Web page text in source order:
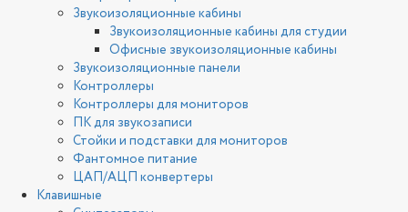
Звукоизоляционные кабины
Звукоизоляционные кабины для студии
Офисные звукоизоляционные кабины
Звукоизоляционные панели
Контроллеры
Контроллеры для мониторов
ПК для звукозаписи
Стойки и подставки для мониторов
Фантомное питание
ЦАП/АЦП конвертеры
Клавишные